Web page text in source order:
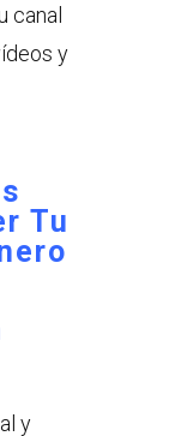
canal
y
Tu
y